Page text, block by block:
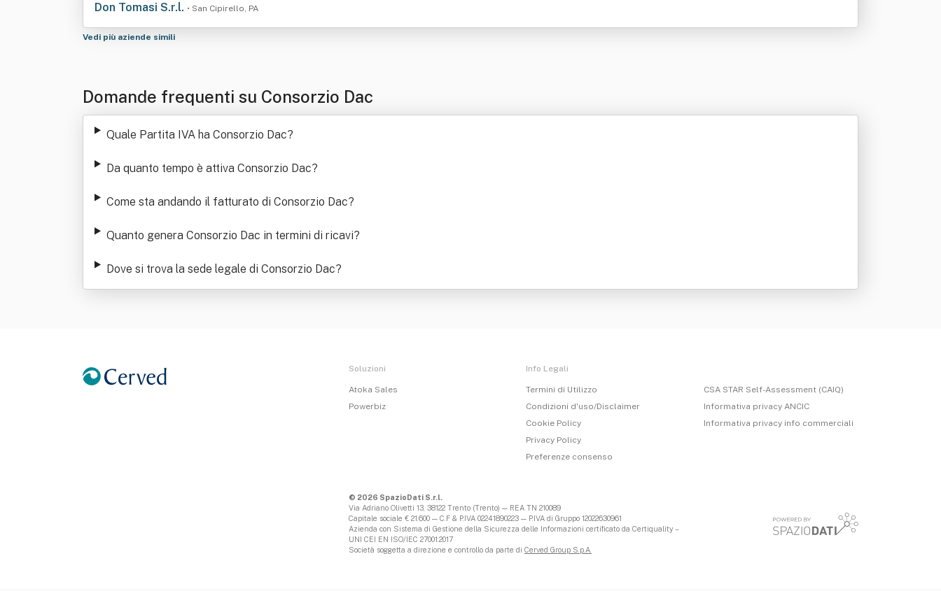
Don Tomasi S.r.l. • San Cipirello, PA
Vedi più aziende simili
Domande frequenti su Consorzio Dac
Quale Partita IVA ha Consorzio Dac?
Da quanto tempo è attiva Consorzio Dac?
Come sta andando il fatturato di Consorzio Dac?
Quanto genera Consorzio Dac in termini di ricavi?
Dove si trova la sede legale di Consorzio Dac?
Soluzioni
Atoka Sales
Powerbiz
Info Legali
Termini di Utilizzo
Condizioni d'uso/Disclaimer
Cookie Policy
Privacy Policy
Preferenze consenso
CSA STAR Self-Assessment (CAIQ)
Informativa privacy ANCIC
Informativa privacy info commerciali
© 2026 SpazioDati S.r.l.
Via Adriano Olivetti 13, 38122 Trento (Trento) — REA TN 210089
Capitale sociale € 21.600 — C.F & P.IVA 02241890223 — P.IVA di Gruppo 12022630961
Azienda con Sistema di Gestione della Sicurezza delle Informazioni certificato da Certiquality –
UNI CEI EN ISO/IEC 27001:2017
Società soggetta a direzione e controllo da parte di Cerved Group S.p.A.